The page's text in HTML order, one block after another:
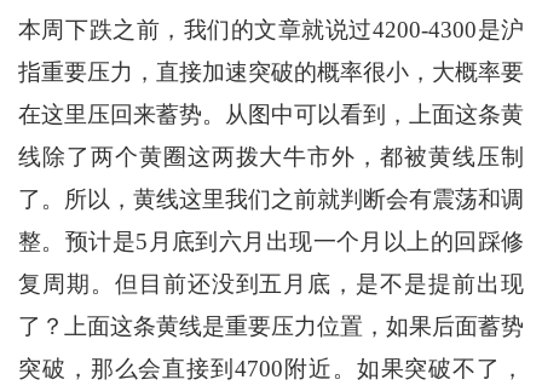
本周下跌之前，我们的文章就说过4200-4300是沪
指重要压力，直接加速突破的概率很小，大概率要
在这里压回来蓄势。从图中可以看到，上面这条黄
线除了两个黄圈这两拨大牛市外，都被黄线压制
了。所以，黄线这里我们之前就判断会有震荡和调
整。预计是5月底到六月出现一个月以上的回踩修
复周期。但目前还没到五月底，是不是提前出现
了？上面这条黄线是重要压力位置，如果后面蓄势
突破，那么会直接到4700附近。如果突破不了，